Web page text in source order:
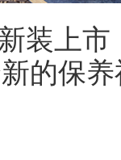
上市
的保